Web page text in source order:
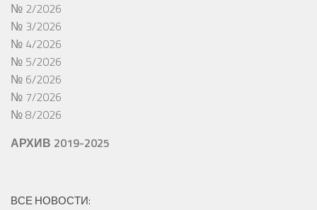
№ 2/2026
№ 3/2026
№ 4/2026
№ 5/2026
№ 6/2026
№ 7/2026
№ 8/2026
АРХИВ 2019-2025
ВСЕ НОВОСТИ: